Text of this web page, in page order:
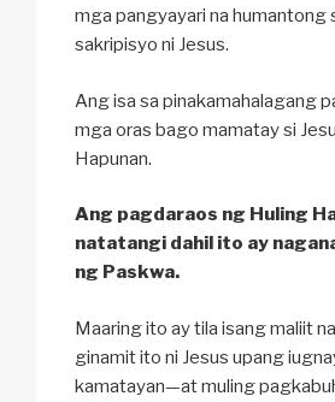
mga pangyayari na humantong
sakripisyo ni Jesus.
Ang isa sa pinakamahalagang
mga oras bago mamatay si
Hapunan.
Ang pagdaraos ng Huling
natatangi dahil ito ay
ng Paskwa.
Maaring ito ay tila isang maliit
ginamit ito ni Jesus upang
kamatayan—at muling